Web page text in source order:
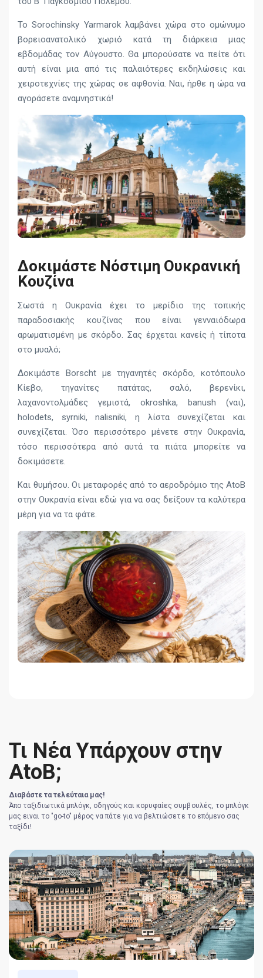
Το Sorochinsky Yarmarok λαμβάνει χώρα στο ομώνυμο
βορειοανατολικό χωριό κατά τη διάρκεια μιας
εβδομάδας τον Αύγουστο. Θα μπορούσατε να πείτε ότι
αυτή είναι μια από τις παλαιότερες εκδηλώσεις και
χειροτεχνίες της χώρας σε αφθονία. Ναι, ήρθε η ώρα να
αγοράσετε αναμνηστικά!
Δοκιμάστε Νόστιμη Ουκρανική
Κουζίνα
Σωστά η Ουκρανία έχει το μερίδιο της τοπικής
παραδοσιακής κουζίνας που είναι γενναιόδωρα
αρωματισμένη με σκόρδο. Σας έρχεται κανείς ή τίποτα
στο μυαλό;
Δοκιμάστε Borscht με τηγανητές σκόρδο, κοτόπουλο
Κίεβο, τηγανίτες πατάτας, σαλό, βερενίκι,
λαχανοντολμάδες γεμιστά, okroshka, banush (ναι),
holodets, syrniki, nalisniki, η λίστα συνεχίζεται και
συνεχίζεται. Όσο περισσότερο μένετε στην Ουκρανία,
τόσο περισσότερα από αυτά τα πιάτα μπορείτε να
δοκιμάσετε.
Και θυμήσου. Οι μεταφορές από το αεροδρόμιο της AtoB
στην Ουκρανία είναι εδώ για να σας δείξουν τα καλύτερα
μέρη για να τα φάτε.
Τι Νέα Υπάρχουν στην
AtoB;
Διαβάστε τα τελεύταια μας!
Άπο ταξιδιωτικά μπλόγκ, οδηγούς και κορυφαίες συμβουλές, το μπλόγκ
μας ειναι το "go-to" μέρος να πάτε για να βελτιώσετε το επόμενο σας
ταξίδι!